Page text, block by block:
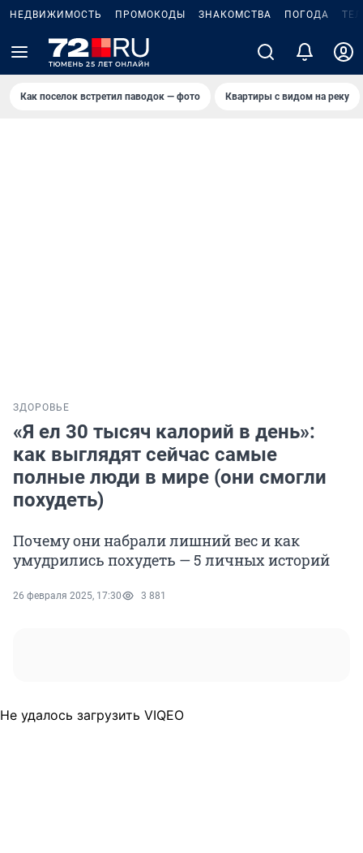
НЕДВИЖИМОСТЬ ПРОМОКОДЫ ЗНАКОМСТВА ПОГОДА
Как поселок встретил паводок — фото Квартиры с видом на реку
ЗДОРОВЬЕ
«Я ел 30 тысяч калорий в день»:
как выглядят сейчас самые
полные люди в мире (они смогли
похудеть)
Почему они набрали лишний вес и как
умудрились похудеть — 5 личных историй
26 февраля 2025, 17:30 3 881
Не удалось загрузить VIQEO